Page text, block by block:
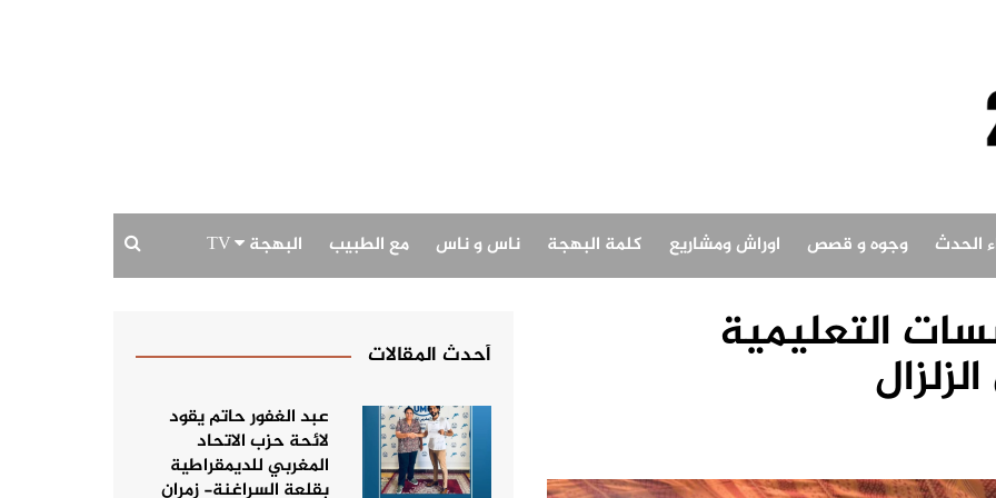
الحدث وجوه و قصص اوراش ومشاريع كلمة البهجة ناس و ناس مع الطبيب البهجة TV
التعليمية أحدث المقالات
عبد الغفور حاتم يقود
لائحة حزب الاتحاد
المغربي للديمقراطية
بقلعة السراغنة- زمران